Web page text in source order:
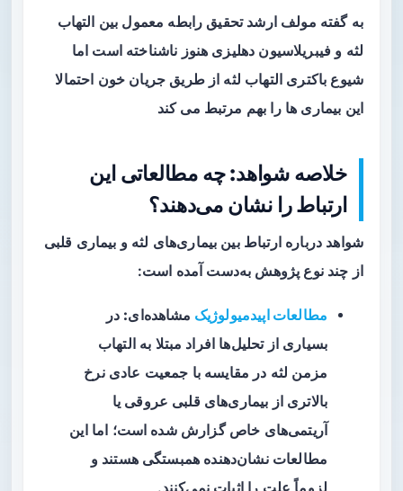
به گفته مولف ارشد تحقیق رابطه معمول بین التهاب
لثه و فیبریلاسیون دهلیزی هنوز ناشناخته است اما
شیوع باکتری التهاب لثه از طریق جریان خون احتمالا
این بیماری ها را بهم مرتبط می کند
خلاصه شواهد: چه مطالعاتی این
ارتباط را نشان می‌دهند؟
شواهد درباره ارتباط بین بیماری‌های لثه و بیماری قلبی
از چند نوع پژوهش به‌دست آمده است:
مطالعات اپیدمیولوژیک مشاهده‌ای: در
بسیاری از تحلیل‌ها افراد مبتلا به التهاب
مزمن لثه در مقایسه با جمعیت عادی نرخ
بالاتری از بیماری‌های قلبی عروقی یا
آریتمی‌های خاص گزارش شده است؛ اما این
مطالعات نشان‌دهنده همبستگی هستند و